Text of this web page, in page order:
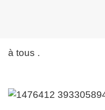
à tous .